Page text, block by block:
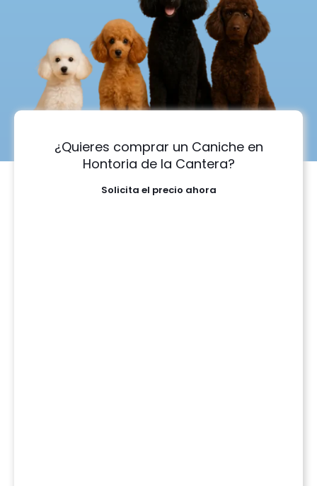
¿Quieres comprar un Caniche en
Hontoria de la Cantera?
Solicita el precio ahora